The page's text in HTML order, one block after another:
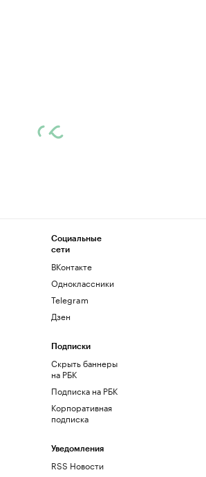
Социальные
сети
ВКонтакте
Одноклассники
Telegram
Дзен
Подписки
Скрыть баннеры
на РБК
Подписка на РБК
Корпоративная
подписка
Уведомления
RSS Новости